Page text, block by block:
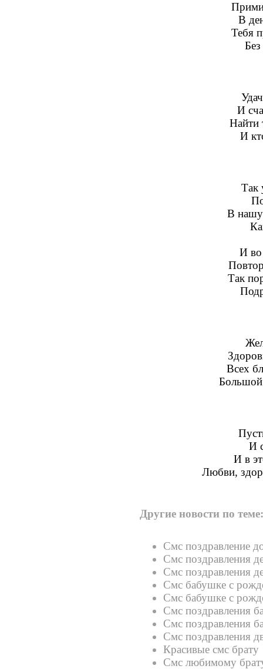
Прими
В
Тебя
И
Найти
И
Так
В нашу
И во
Так
Всех
И
И в
Любви,
Другие новости по теме:
Смс поздравление
Смс поздравления
Смс поздравления
Смс бабушке с
Смс бабушке с
Смс поздравления
Смс поздравления
Смс поздравления
Красивые смс брату
Смс любимому